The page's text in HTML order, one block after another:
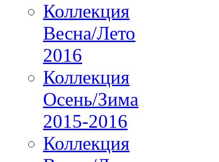
Коллекция
Весна/Лето
2016
Коллекция
Осень/Зима
2015-2016
Коллекция